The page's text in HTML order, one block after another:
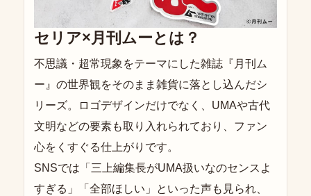
セリア×月刊ムーとは？
不思議・超常現象をテーマにした雑誌『月刊ム
ー』の世界観をそのまま雑貨に落とし込んだシ
リーズ。ロゴデザインだけでなく、UMAや古代
文明などの要素も取り入れられており、ファン
心をくすぐる仕上がりです。
SNSでは「三上編集長がUMA扱いなのセンスよ
すぎる」「全部ほしい」といった声も見られ、